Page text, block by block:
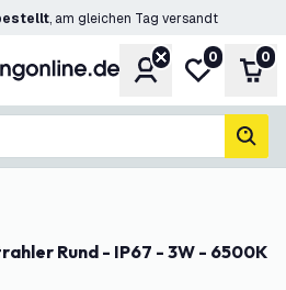
, am gleichen Tag versandt
KontoMeine
0 0